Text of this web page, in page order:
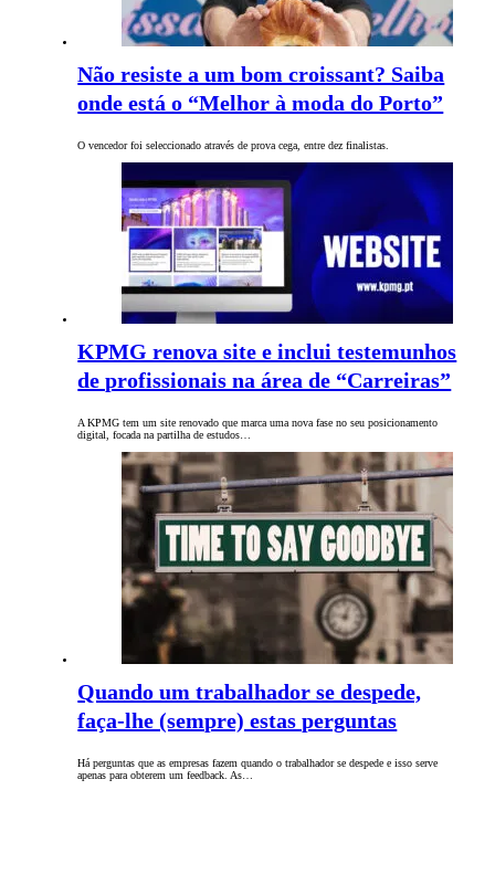
Não resiste a um bom croissant? Saiba
onde está o “Melhor à moda do Porto”
O vencedor foi seleccionado através de prova cega, entre dez finalistas.
KPMG renova site e inclui testemunhos
de profissionais na área de “Carreiras”
A KPMG tem um site renovado que marca uma nova fase no seu posicionamento
digital, focada na partilha de estudos…
Quando um trabalhador se despede,
faça-lhe (sempre) estas perguntas
Há perguntas que as empresas fazem quando o trabalhador se despede e isso serve
apenas para obterem um feedback. As…